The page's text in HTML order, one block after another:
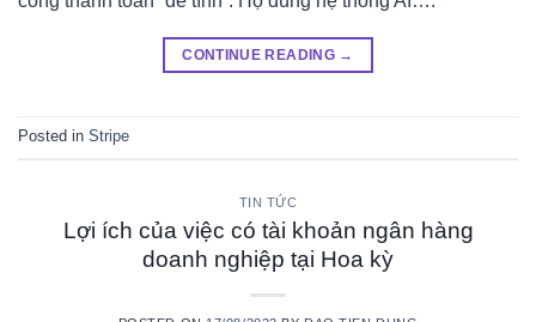
CONTINUE READING →
Posted in Stripe
TIN TỨC
Lợi ích của việc có tài khoản ngân hàng
doanh nghiệp tại Hoa kỳ